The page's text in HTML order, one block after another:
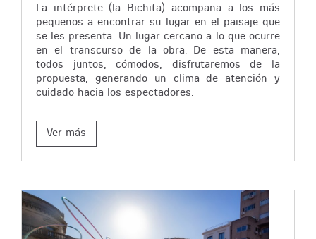
La intérprete (la Bichita) acompaña a los más
pequeños a encontrar su lugar en el paisaje que
se les presenta. Un lugar cercano a lo que ocurre
en el transcurso de la obra. De esta manera,
todos juntos, cómodos, disfrutaremos de la
propuesta, generando un clima de atención y
cuidado hacia los espectadores.
Ver más